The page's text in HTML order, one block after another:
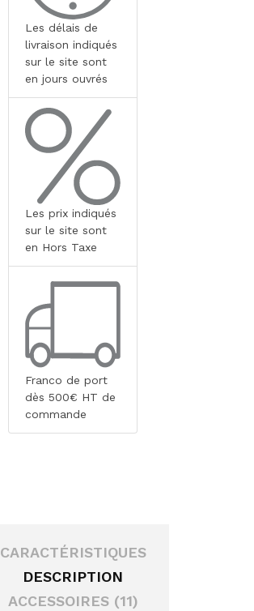
Les délais de
livraison indiqués
sur le site sont
en jours ouvrés
Les prix indiqués
sur le site sont
en Hors Taxe
Franco de port
dès 500€ HT de
commande
CARACTÉRISTIQUES
DESCRIPTION
ACCESSOIRES (11)